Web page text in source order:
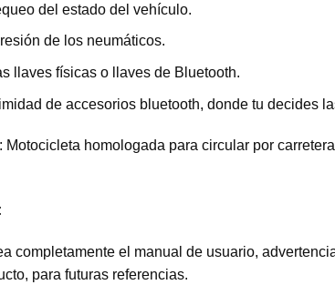
del estado del vehículo.
de los neumáticos.
llaves físicas o llaves de Bluetooth.
de accesorios bluetooth, donde tu decides
: Motocicleta homologada para circular por
completamente el manual de usuario,
para futuras referencias.